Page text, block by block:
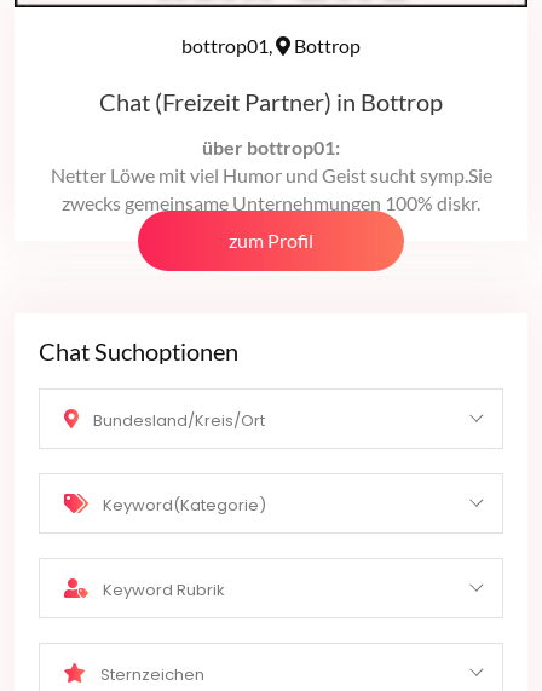
bottrop01, Bottrop
Chat (Freizeit Partner) in Bottrop
über bottrop01:
Netter Löwe mit viel Humor und Geist sucht symp.Sie
zwecks gemeinsame Unternehmungen 100% diskr.
zum Profil
Chat Suchoptionen
Bundesland/Kreis/Ort
Keyword(Kategorie)
Keyword Rubrik
Sternzeichen